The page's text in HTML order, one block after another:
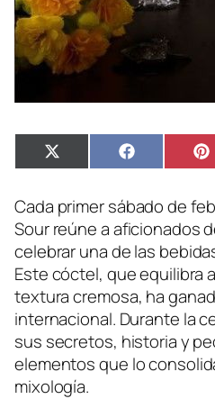
Compartir
en
X
(Twitter)
Compartir
en
Facebook
Cada primer sábado de
Sour reúne a aficionados
celebrar una de las
Este cóctel, que equilibra
textura cremosa, ha
internacional. Durante la
sus secretos, historia y
elementos que lo
mixología.